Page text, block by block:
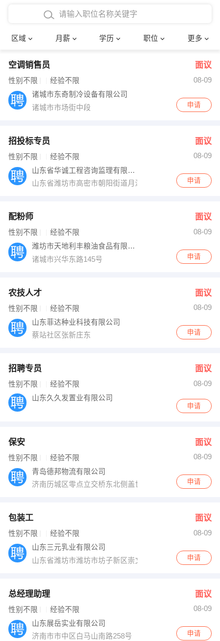
区域 月薪 学历 职位 更多
4000-5000元
8000-12000元
12000-20000元
博士
文员
财务会计
网络IT
快递员
收银员 技术员/工程师
出纳
编辑
跟单
其他职位
确定
空调销售员 面议
性别不限 经验不限
08-09
诸城市东奇制冷设备有限公司
诸城市市场街中段
申请
招投标专员 面议
性别不限 经验不限
08-09
山东省华诚工程咨询监理有限公司
山东省潍坊市高密市朝阳街道月潭路1998号（创业总部
申请
配粉师 面议
性别不限 经验不限
08-09
潍坊市天地利丰粮油食品有限公司
诸城市兴华东路145号
申请
农技人才 面议
性别不限 经验不限
08-09
山东菲达种业科技有限公司
蔡站社区张新庄东
申请
招聘专员 面议
性别不限 经验不限
08-09
山东久久发置业有限公司
申请
保安 面议
性别不限 经验不限
08-09
青岛德邦物流有限公司
济南历城区零点立交桥东北侧盖世农贸市场
申请
包装工 面议
性别不限 经验不限
08-09
山东三元乳业有限公司
山东省潍坊市潍坊市坊子新区崇文街66号
申请
总经理助理 面议
性别不限 经验不限
08-09
山东展岳实业有限公司
济南市市中区白马山南路258号
申请